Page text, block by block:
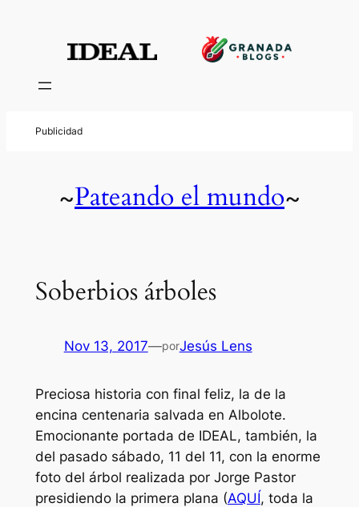
~Pateando el mundo~
Soberbios árboles
Nov 13, 2017—porJesús Lens
Preciosa historia con final feliz, la de la
encina centenaria salvada en Albolote.
Emocionante portada de IDEAL, también, la
del pasado sábado, 11 del 11, con la enorme
foto del árbol realizada por Jorge Pastor
presidiendo la primera plana (AQUÍ, toda la